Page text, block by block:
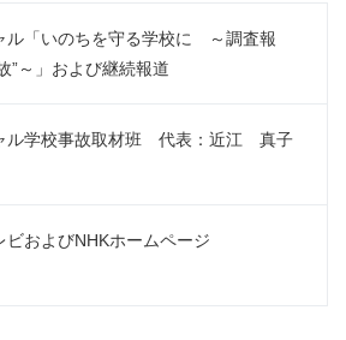
ル「いのちを守る学校に ～調査報
”～」および継続報道
ル学校事故取材班 代表：近江 真子
ビおよびNHKホームページ